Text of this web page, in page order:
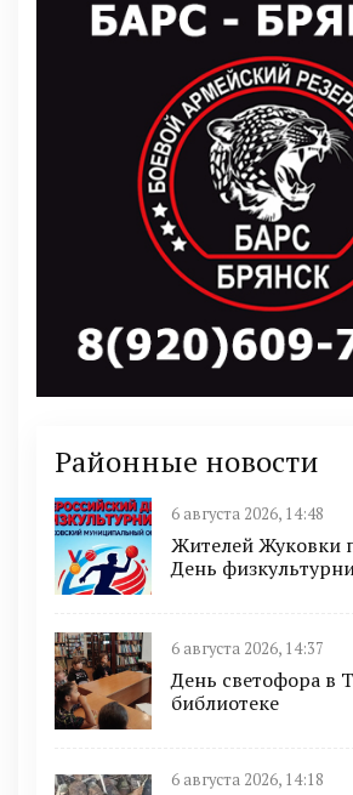
Районные новости
6 августа 2026, 14:48
Жителей Жуковки
День
6 августа 2026, 14:37
День светофора в
библиотеке
6 августа 2026, 14:18